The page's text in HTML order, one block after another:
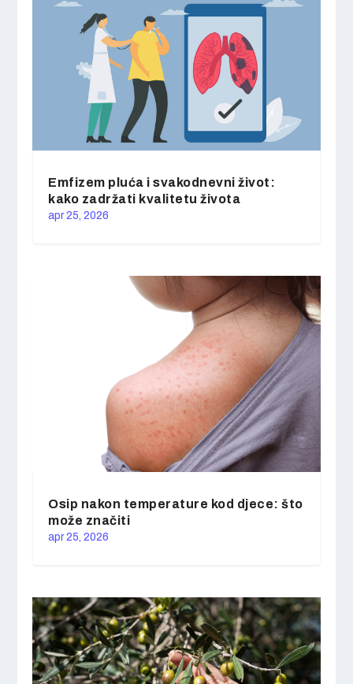
Emfizem pluća i svakodnevni život:
kako zadržati kvalitetu života
apr 25, 2026
Osip nakon temperature kod djece: što
može značiti
apr 25, 2026